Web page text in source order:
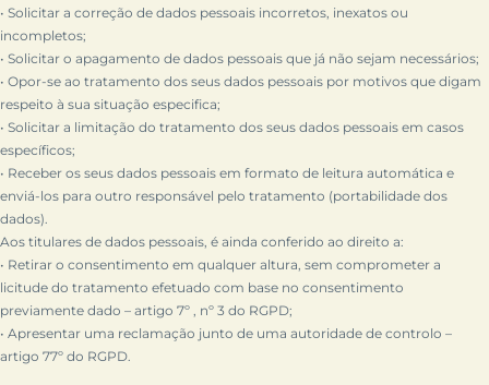
• Solicitar a correção de dados pessoais incorretos, inexatos ou
incompletos;
• Solicitar o apagamento de dados pessoais que já não sejam necessários;
• Opor-se ao tratamento dos seus dados pessoais por motivos que digam
respeito à sua situação especifica;
• Solicitar a limitação do tratamento dos seus dados pessoais em casos
específicos;
• Receber os seus dados pessoais em formato de leitura automática e
enviá-los para outro responsável pelo tratamento (portabilidade dos
dados).
Aos titulares de dados pessoais, é ainda conferido ao direito a:
• Retirar o consentimento em qualquer altura, sem comprometer a
licitude do tratamento efetuado com base no consentimento
previamente dado – artigo 7º , nº 3 do RGPD;
• Apresentar uma reclamação junto de uma autoridade de controlo –
artigo 77º do RGPD.